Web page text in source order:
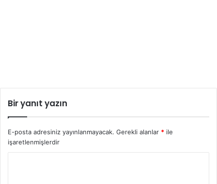
Bir yanıt yazın
E-posta adresiniz yayınlanmayacak. Gerekli alanlar * ile
işaretlenmişlerdir